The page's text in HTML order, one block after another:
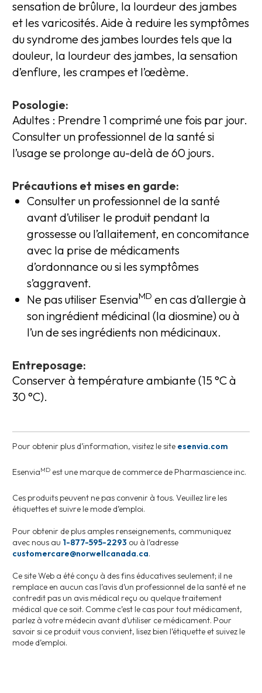
sensation de brûlure, la lourdeur des jambes
et les varicosités. Aide à reduire les symptômes
du syndrome des jambes lourdes tels que la
douleur, la lourdeur des jambes, la sensation
d’enflure, les crampes et l’œdème.
Posologie:
Adultes : Prendre 1 comprimé une fois par jour.
Consulter un professionnel de la santé si
l’usage se prolonge au-delà de 60 jours.
Précautions et mises en garde:
Consulter un professionnel de la santé
avant d’utiliser le produit pendant la
grossesse ou l’allaitement, en concomitance
avec la prise de médicaments
d’ordonnance ou si les symptômes
s’aggravent.
Ne pas utiliser EsenviaMD en cas d’allergie à
son ingrédient médicinal (la diosmine) ou à
l’un de ses ingrédients non médicinaux.
Entreposage:
Conserver à température ambiante (15 °C à
30 °C).
Pour obtenir plus d’information, visitez le site esenvia.com
EsenviaMD est une marque de commerce de Pharmascience inc.
Ces produits peuvent ne pas convenir à tous. Veuillez lire les
étiquettes et suivre le mode d’emploi.
Pour obtenir de plus amples renseignements, communiquez
avec nous au 1-877-595-2293 ou à l’adresse
customercare@norwellcanada.ca.
Ce site Web a été conçu à des fins éducatives seulement; il ne
remplace en aucun cas l’avis d’un professionnel de la santé et ne
contredit pas un avis médical reçu ou quelque traitement
médical que ce soit. Comme c’est le cas pour tout médicament,
parlez à votre médecin avant d’utiliser ce médicament. Pour
savoir si ce produit vous convient, lisez bien l’étiquette et suivez le
mode d’emploi.